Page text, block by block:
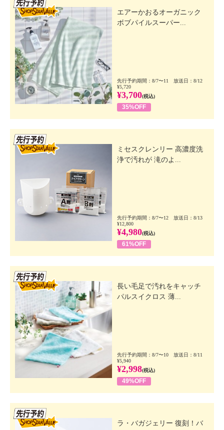
エアーかおるオーガニック
ボブパイルスーパー...
先行予約期間：8/7〜11 放送日：8/12
¥5,720
¥3,700(税込)
35%OFF
ミセスクレンリー 高濃度洗
浄で汚れが 滝のよ...
先行予約期間：8/7〜12 放送日：8/13
¥12,800
¥4,980(税込)
61%OFF
長い毛足で汚れをキャッチ
パルスイクロス 薄...
先行予約期間：8/7〜10 放送日：8/11
¥5,940
¥2,998(税込)
49%OFF
ラ・バガジェリー 復刻！バ